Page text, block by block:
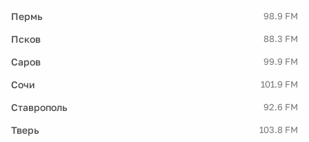
Пермь 98.9 FM
Псков 88.3 FM
Саров 99.9 FM
Сочи 101.9 FM
Ставрополь 92.6 FM
Тверь 103.8 FM